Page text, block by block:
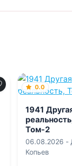
0.0
1941
Том-2
06.08.2026 -
Копьев